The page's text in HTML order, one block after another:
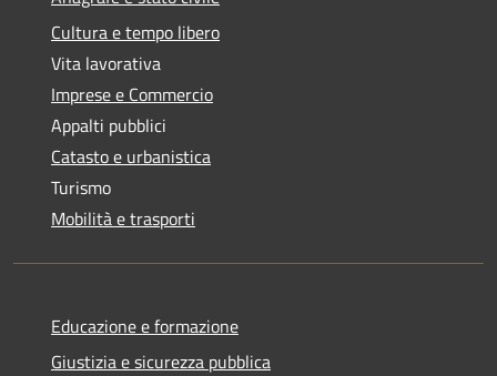
Cultura e tempo libero
Vita lavorativa
Imprese e Commercio
Appalti pubblici
Catasto e urbanistica
Turismo
Mobilità e trasporti
Educazione e formazione
Giustizia e sicurezza pubblica